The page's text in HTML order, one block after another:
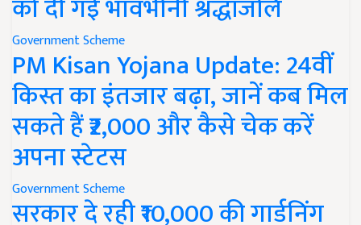
को दी गई भावभीनी श्रद्धांजलि
Government Scheme
PM Kisan Yojana Update: 24वीं
किस्त का इंतजार बढ़ा, जानें कब मिल
सकते हैं ₹2,000 और कैसे चेक करें
अपना स्टेटस
Government Scheme
सरकार दे रही ₹10,000 की गार्डनिंग